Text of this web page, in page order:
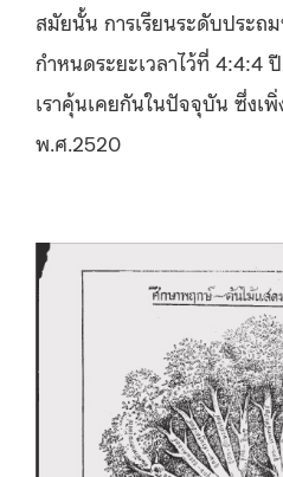
สมัยนั้น การเรียนระดับประถ
กำหนดระยะเวลาไว้ที่ 4:4:4
เราคุ้นเคยกันในปัจจุบัน ซึ่งเพิ่
พ.ศ.2520